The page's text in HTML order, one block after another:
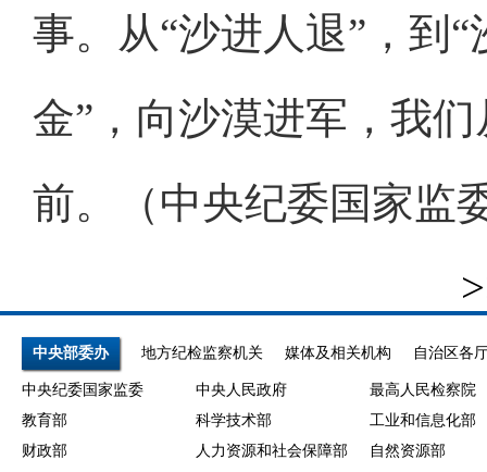
事。从“沙进人退”，到
金”，向沙漠进军，我
前。（中央纪委国家监
中央部委办 地方纪检监察机关 媒体及相关机构 自治区各
中央纪委国家监委 中央人民政府
最高人民检察院
教育部
科学技术部
工业和信息化部
财政部
人力资源和社会保障部
自然资源部